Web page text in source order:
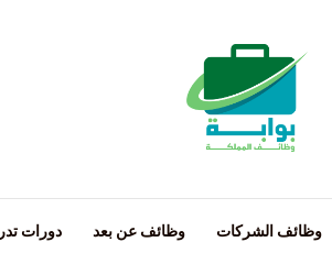
وظائف الشركات وظائف عن بعد دورات